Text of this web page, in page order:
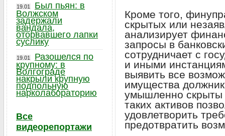
Кроме того,
скрытых или
анализирует
запросы в
сотрудничает с
и иными
выявить все
имущества
умышленно скрыты
таких активов
удовлетворить
предотвратить
19.01
Был пьян: в
Волжском
задержали
вандала,
оторвавшего лапки
суслику
19.01
Разошелся по
крупному: в
Волгограде
накрыли крупную
подпольную
нарколабораторию
Все
видеорепортажи